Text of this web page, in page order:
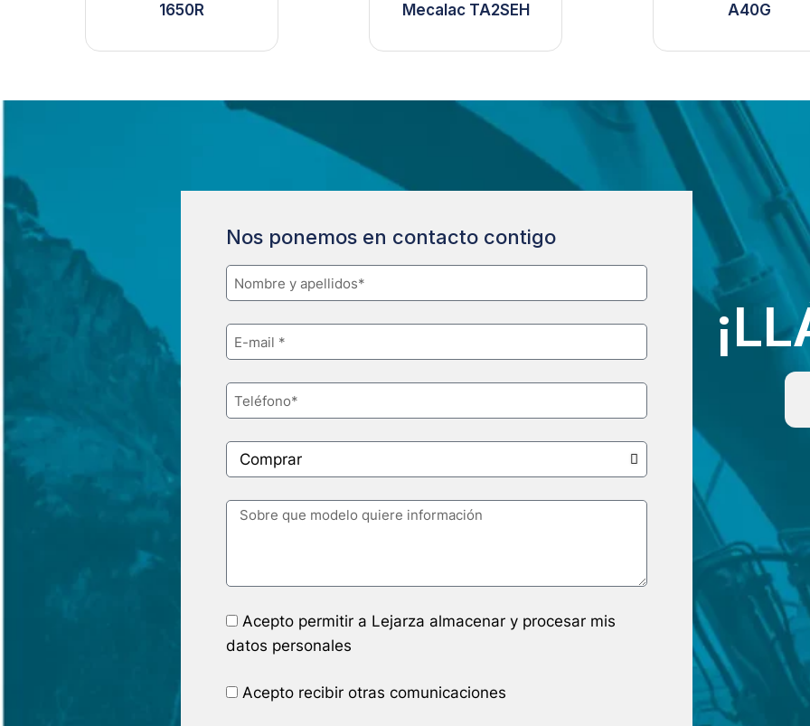
1650R
Mecalac TA2SEH
A40G
Nos ponemos en contacto contigo
Acepto permitir a Lejarza almacenar y procesar mis
datos personales
Acepto recibir otras comunicaciones